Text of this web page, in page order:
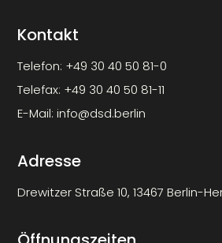
Kontakt
Telefon: +49 30 40 50 81-0
Telefax: +49 30 40 50 81-11
E-Mail:info@dsd.berlin
Adresse
Drewitzer Straße 10, 13467 Berlin-